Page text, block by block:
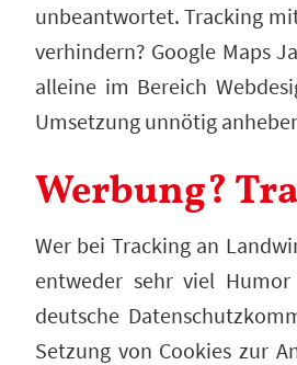
unbeantwortet. Tracking
verhindern? Google Maps
alleine im Bereich
Umsetzung unnötig
Werbung?
Wer bei Tracking an
entweder sehr viel
deutsche
Setzung von Cookies zur